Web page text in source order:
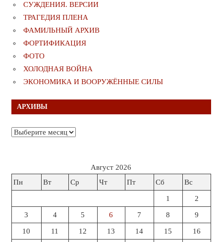
СУЖДЕНИЯ. ВЕРСИИ
ТРАГЕДИЯ ПЛЕНА
ФАМИЛЬНЫЙ АРХИВ
ФОРТИФИКАЦИЯ
ФОТО
ХОЛОДНАЯ ВОЙНА
ЭКОНОМИКА И ВООРУЖЁННЫЕ СИЛЫ
АРХИВЫ
Архивы
Август 2026
Пн
Вт Ср Чт Пт Сб Вс
1 2
3 4 5 6 7 8 9
10 11 12 13 14 15 16